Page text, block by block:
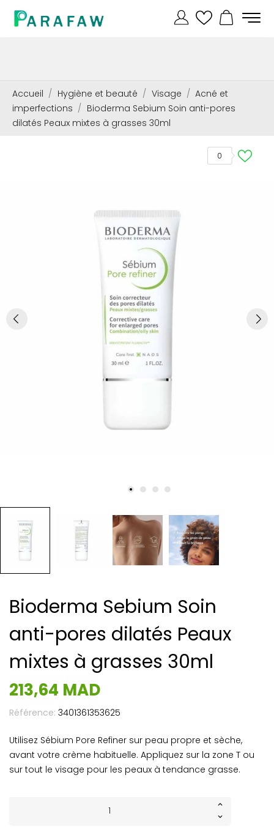
Accueil Hygiène et beauté Visage
Acné et
imperfections
Bioderma Sebium Soin anti-pores
dilatés Peaux mixtes à grasses 30ml
0
Bioderma Sebium Soin
anti-pores dilatés Peaux
mixtes à grasses 30ml
213,64 MAD
Référence: 3401361353625
Utilisez Sébium Pore Refiner sur peau propre et sèche,
avant votre crème habituelle. Appliquez sur la zone T ou
sur tout le visage pour les peaux à tendance grasse.